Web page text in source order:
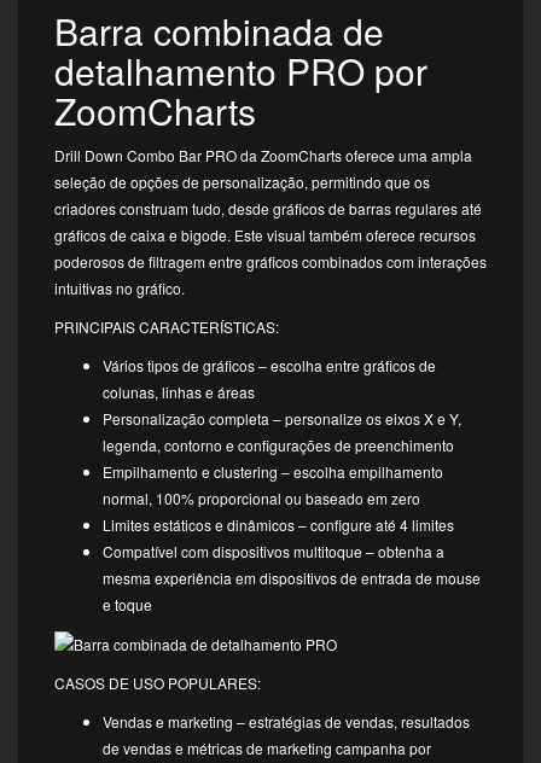
Barra combinada de
detalhamento PRO por
ZoomCharts
Drill Down Combo Bar PRO da ZoomCharts oferece uma ampla
seleção de opções de personalização, permitindo que os
criadores construam tudo, desde gráficos de barras regulares até
gráficos de caixa e bigode. Este visual também oferece recursos
poderosos de filtragem entre gráficos combinados com interações
intuitivas no gráfico.
PRINCIPAIS CARACTERÍSTICAS:
Vários tipos de gráficos – escolha entre gráficos de
colunas, linhas e áreas
Personalização completa – personalize os eixos X e Y,
legenda, contorno e configurações de preenchimento
Empilhamento e clustering – escolha empilhamento
normal, 100% proporcional ou baseado em zero
Limites estáticos e dinâmicos – configure até 4 limites
Compatível com dispositivos multitoque – obtenha a
mesma experiência em dispositivos de entrada de mouse
e toque
CASOS DE USO POPULARES:
Vendas e marketing – estratégias de vendas, resultados
de vendas e métricas de marketing campanha por